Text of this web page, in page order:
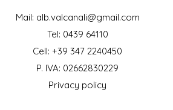
Mail: alb.valcanali@gmail.com
Tel: 0439 64110
Cell: +39 347 2240450
P. IVA: 02662830229
Privacy policy